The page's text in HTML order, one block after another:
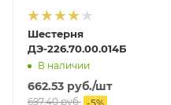
Шестерня
ДЭ-226.70.00.014Б
В наличии
662.53 руб./шт
697.40руб.